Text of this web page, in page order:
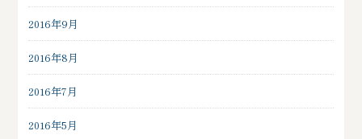
2016年9月
2016年8月
2016年7月
2016年5月